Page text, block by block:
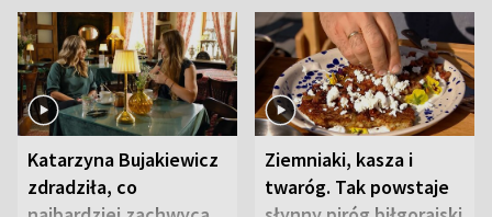
Katarzyna Bujakiewicz
zdradziła, co
Ziemniaki, kasza i
twaróg. Tak powstaje